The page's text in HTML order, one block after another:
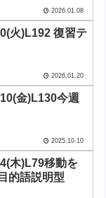
2026.01.08
火)L192 復習テ
2026.01.20
金)L130今週
2025.10.10
木)L79移動を
的語説明型